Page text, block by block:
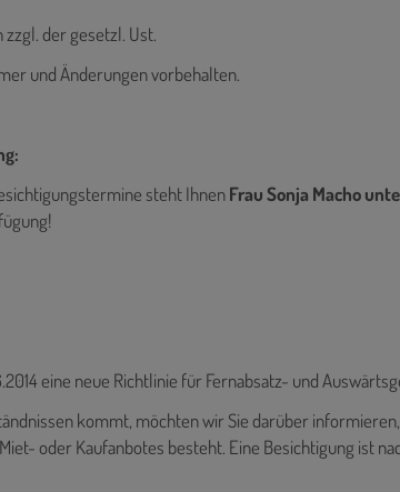
der gesetzl. Ust.
und Änderungen vorbehalten.
steht IhnenFrau Sonja Macho
eine neue Richtlinie für Fernabsatz- und
kommt, möchten wir Sie darüber
oder Kaufanbotes besteht. Eine Besichtigung ist